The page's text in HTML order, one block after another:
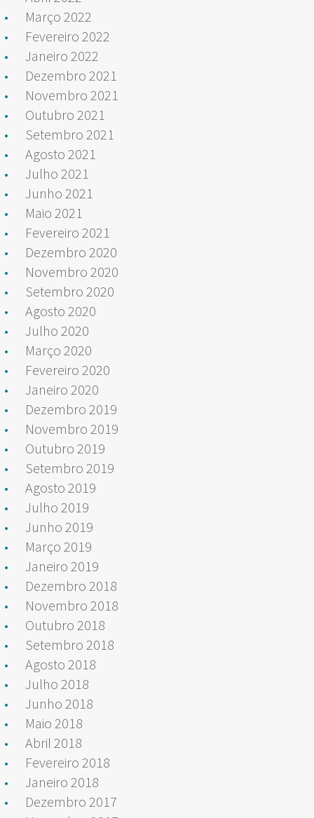
Março 2022
Fevereiro 2022
Janeiro 2022
Dezembro 2021
Novembro 2021
Outubro 2021
Setembro 2021
Agosto 2021
Julho 2021
Junho 2021
Maio 2021
Fevereiro 2021
Dezembro 2020
Novembro 2020
Setembro 2020
Agosto 2020
Julho 2020
Março 2020
Fevereiro 2020
Janeiro 2020
Dezembro 2019
Novembro 2019
Outubro 2019
Setembro 2019
Agosto 2019
Julho 2019
Junho 2019
Março 2019
Janeiro 2019
Dezembro 2018
Novembro 2018
Outubro 2018
Setembro 2018
Agosto 2018
Julho 2018
Junho 2018
Maio 2018
Abril 2018
Fevereiro 2018
Janeiro 2018
Dezembro 2017